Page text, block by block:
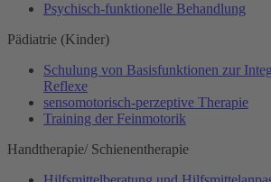
Psychisch-funktionelle Behandlung
Pädiatrie (Kinder)
Schulung von Basisfunktionen zur
Reflexe
sensomotorisch-perzeptive Therapie
Training der Feinmotorik
Handtherapie/ Schienentherapie